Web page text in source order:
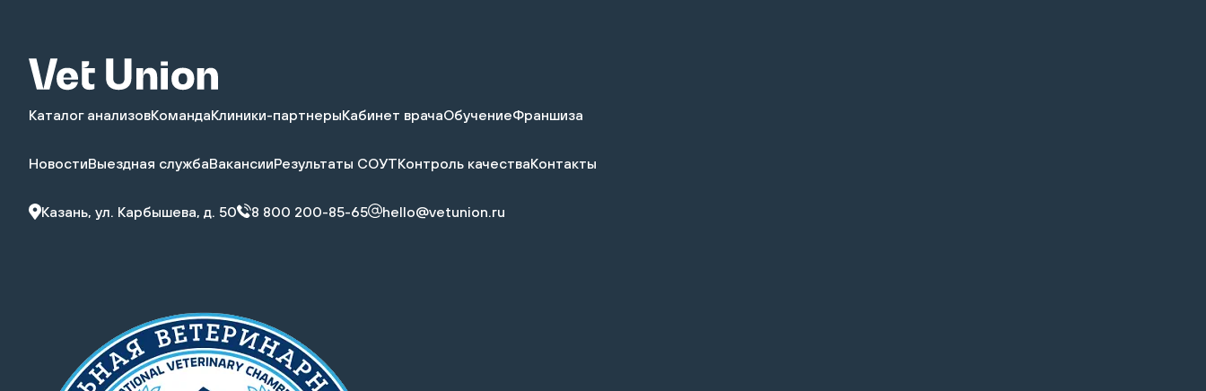
Каталог анализовКомандаКлиники-партнерыКабинет врачаОбучениеФраншиза
НовостиВыездная службаВакансииРезультаты СОУТКонтроль качестваКонтакты
Казань, ул. Карбышева, д. 50 8 800 200-85-65 hello@vetunion.ru